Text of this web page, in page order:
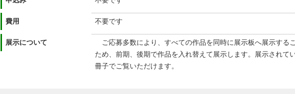
費用 不要です
展示について
ご応募多数により、すべての作品を同時に展示板へ展示する
ため、前期、後期で作品を入れ替えて展示します。展示されて
冊子でご覧いただけます。